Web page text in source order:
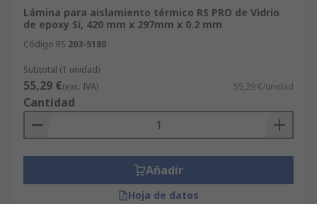
Lámina para aislamiento térmico RS PRO de Vidrio
de epoxy Sí, 420 mm x 297mm x 0.2 mm
Código RS 203-5180
Subtotal (1 unidad)
55,29 €(exc. IVA) 55,29 €/unidad
Cantidad
Añadir
Hoja de datos